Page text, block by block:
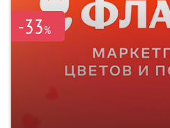
-33%